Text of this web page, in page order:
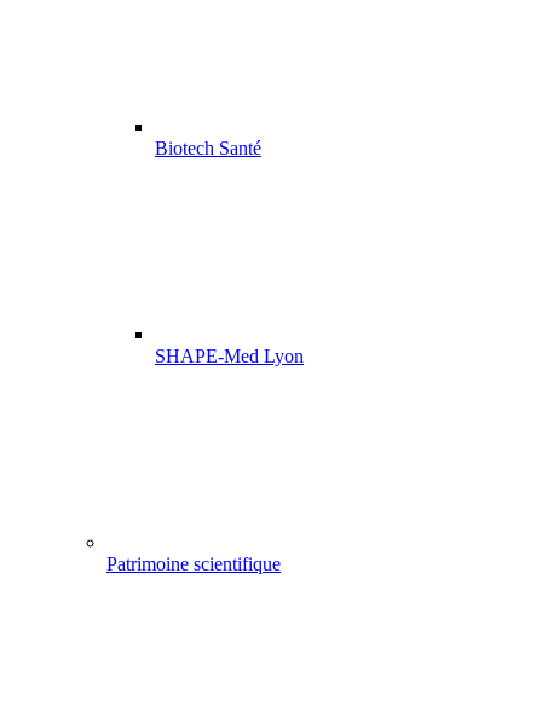
Biotech Santé
SHAPE-Med Lyon
Patrimoine scientifique